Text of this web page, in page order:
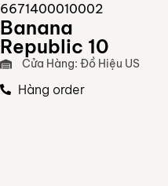
6671400010002
Banana
Republic 10
Cửa Hàng: Đồ Hiệu US
Hàng order